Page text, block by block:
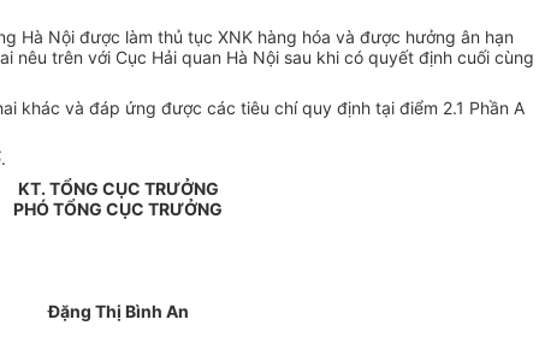
Hà Nội được làm thủ tục XNK hàng hóa và được hưởng ân hạn
trên với Cục Hải quan Hà Nội sau khi có quyết định cuối cùng
khác và đáp ứng được các tiêu chí quy định tại điểm 2.1 Phần A
KT. TỔNG CỤC TRƯỞNG
PHÓ TỔNG CỤC TRƯỞNG
Đặng Thị Bình An